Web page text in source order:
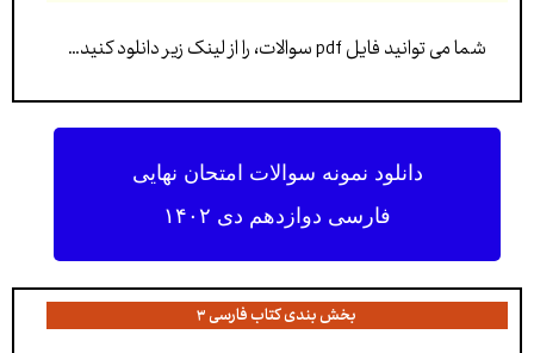
شما می توانید فایل pdf سوالات، را از لینک زیر دانلود کنید…
دانلود نمونه سوالات امتحان نهایی
فارسی دوازدهم دی ۱۴۰۲
بخش بندی کتاب فارسی ۳